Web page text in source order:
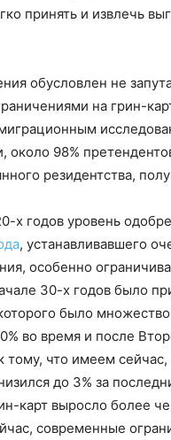
принять и извлечь
обусловлен не
на грин-
около 98%
резидентства,
х годов уровень
, устанавливавшего
особенно
30-х годов было
было
во время и после
тому, что имеем
до 3% за
карт выросло более
современные